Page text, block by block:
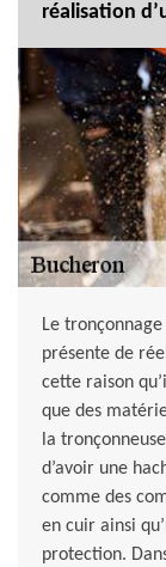
réalisation
Le
présente de
cette raison
que des
la
d’avoir une
comme des
en cuir ainsi
protection.